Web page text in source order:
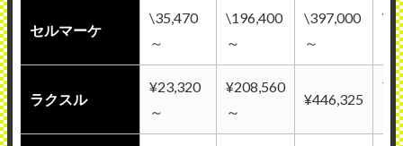
セルマーケ
\35,470
～
\196,400
～
\397,000
～
～
ラクスル
¥23,320
～
¥208,560
～
¥446,325
～